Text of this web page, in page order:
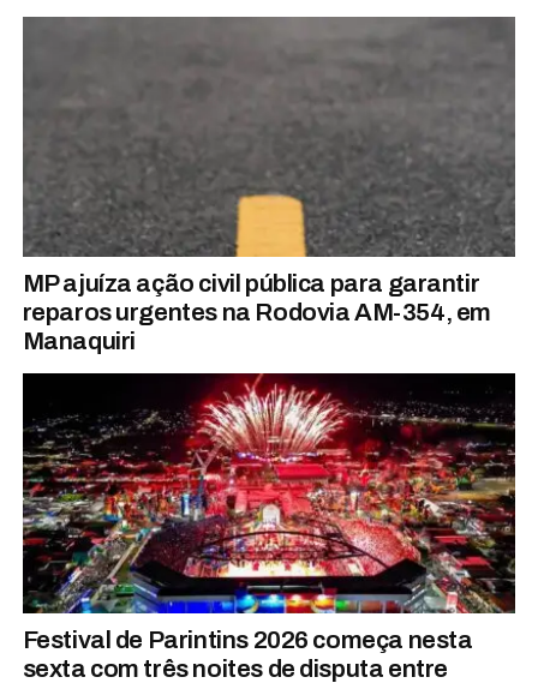
MP ajuíza ação civil pública para garantir
reparos urgentes na Rodovia AM-354, em
Manaquiri
Festival de Parintins 2026 começa nesta
sexta com três noites de disputa entre